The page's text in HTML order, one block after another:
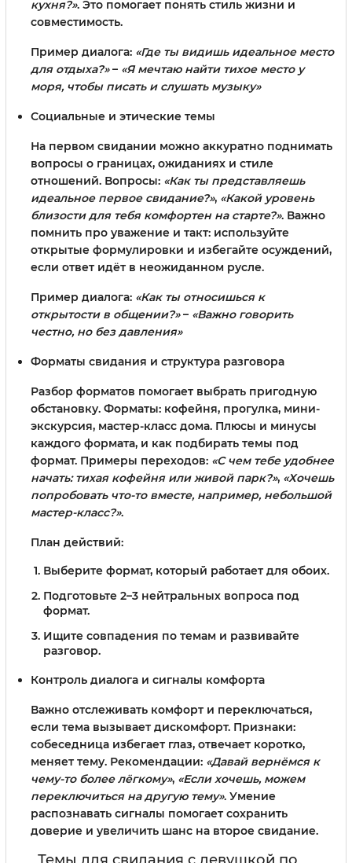
кухня?». Это помогает понять стиль жизни и
совместимость.
Пример диалога: «Где ты видишь идеальное место
для отдыха?»– «Я мечтаю найти тихое место у
моря, чтобы писать и слушать музыку»
Социальные и этические темы
На первом свидании можно аккуратно поднимать
вопросы о границах, ожиданиях и стиле
отношений. Вопросы: «Как ты представляешь
идеальное первое свидание?», «Какой уровень
близости для тебя комфортен на старте?». Важно
помнить про уважение и такт: используйте
открытые формулировки и избегайте осуждений,
если ответ идёт в неожиданном русле.
Пример диалога: «Как ты относишься к
открытости в общении?»– «Важно говорить
честно, но без давления»
Форматы свидания и структура разговора
Разбор форматов помогает выбрать пригодную
обстановку. Форматы: кофейня, прогулка, мини-
экскурсия, мастер-класс дома. Плюсы и минусы
каждого формата, и как подбирать темы под
формат. Примеры переходов: «С чем тебе удобнее
начать: тихая кофейня или живой парк?», «Хочешь
попробовать что-то вместе, например, небольшой
мастер-класс?».
План действий:
Выберите формат, который работает для обоих.
Подготовьте 2–3 нейтральных вопроса под
формат.
Ищите совпадения по темам и развивайте
разговор.
Контроль диалога и сигналы комфорта
Важно отслеживать комфорт и переключаться,
если тема вызывает дискомфорт. Признаки:
собеседница избегает глаз, отвечает коротко,
меняет тему. Рекомендации: «Давай вернёмся к
чему-то более лёгкому», «Если хочешь, можем
переключиться на другую тему». Умение
распознавать сигналы помогает сохранить
доверие и увеличить шанс на второе свидание.